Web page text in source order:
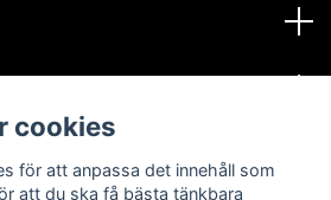
Currency
cookies
för att anpassa det innehåll som
att du ska få bästa tänkbara